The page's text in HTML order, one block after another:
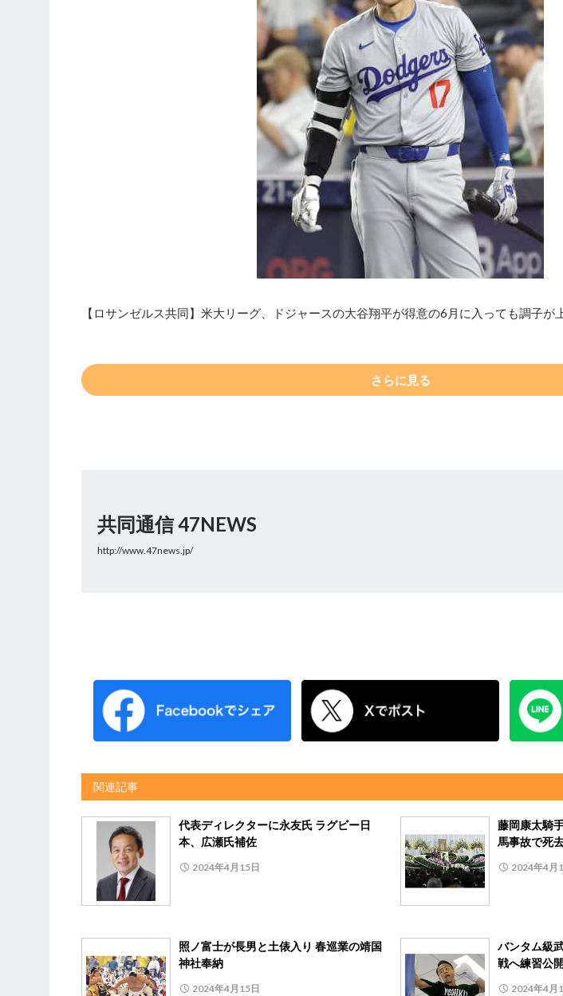
【ロサンゼルス共同】米大リーグ、ドジャースの大谷翔平が得意の6月に入っても調子
さらに見る
共同通信 47NEWS
http://www.47news.jp/
関連記事
代表ディレクターに永友氏 ラグビー日
本、広瀬氏補佐
2024年4月15日
藤岡康太騎
馬事故で死
2024年4月
照ノ富士が長男と土俵入り 春巡業の靖国
神社奉納
2024年4月15日
バンタム級
戦へ練習公
2024年4月